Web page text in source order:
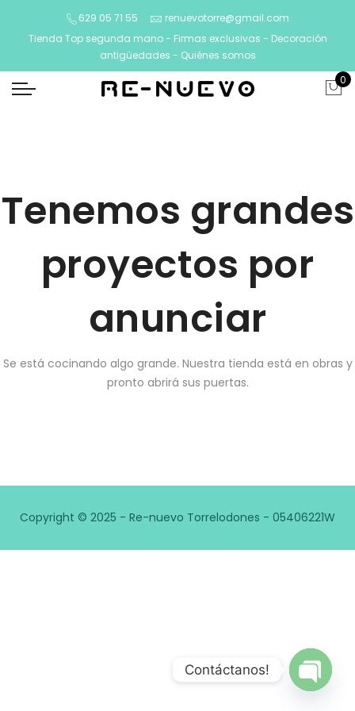
629 05 71 55
renuevotorre@gmail.com
Tienda Top segunda mano - Firmas exclusivas - Decoración
antigüedades - Quiénes somos
0
Tenemos grandes
proyectos por
anunciar
Se está cocinando algo grande. Nuestra tienda está en obras y
pronto abrirá sus puertas.
Copyright © 2025 - Re-nuevo Torrelodones - 05406221W
Contáctanos!